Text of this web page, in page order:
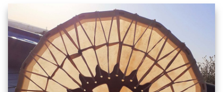
canalisées,
soins
énergétiques,
stages